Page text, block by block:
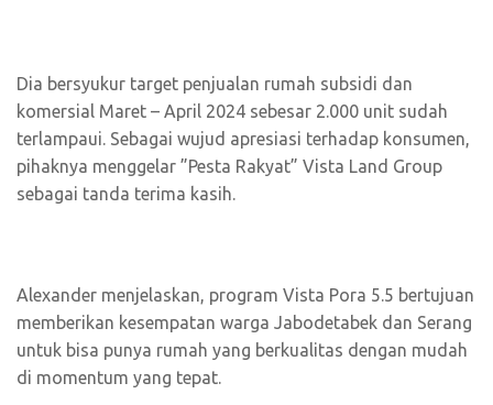
Dia bersyukur target penjualan rumah subsidi dan
komersial Maret – April 2024 sebesar 2.000 unit sudah
terlampaui. Sebagai wujud apresiasi terhadap konsumen,
pihaknya menggelar ”Pesta Rakyat” Vista Land Group
sebagai tanda terima kasih.
Alexander menjelaskan, program Vista Pora 5.5 bertujuan
memberikan kesempatan warga Jabodetabek dan Serang
untuk bisa punya rumah yang berkualitas dengan mudah
di momentum yang tepat.